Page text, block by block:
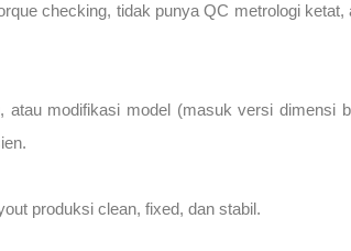
checking, tidak punya QC metrologi
modifikasi model (masuk versi dimensi
produksi clean, fixed, dan stabil.